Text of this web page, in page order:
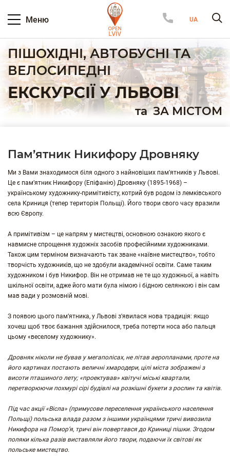
Меню
ПІШОХІДНІ, АВТОБУСНІ ТА
ВЕЛОСИПЕДНІ
ЕКСКУРСІЇ У ЛЬВОВІ
таЗА МІСТОМ
Пам’ятник Никифору Дровняку
Ми з Вами знаходимося біля одного з найновіших пам’ятників у Львові.
Це є пам’ятник Никифору (Епіфанію) Дровняку (1895-1968) –
українському художнику-примітивісту, котрий був родом із лемківського
села Криниця (тепер територія Польщі). Його твори свого часу вразили
всю Європу.
А примітивізм – це напрям у мистецтві, основною ознакою якого є
навмисне спрощення художніх засобів професійними художниками.
Також цим терміном визначають так зване «наївне мистецтво», тобто
творчість художників, що не здобули академічної освіти. Саме таким
художником і був Никифор. Він не отримав не те що художньої, а навіть
шкільної освіти, адже його мати була німою і бідною селянкою і він сам
мав вади у розмовній мові.
З появою цього пам’ятника, у Львові з’явилася нова традиція: якщо
хочеш щоб твоє бажання здійснилося, треба потерти носа або пальця
цьому «веселому художнику».
Дровняк ніколи не бував у мегаполісах, не літав аеропланами, проте на
його картинах постають величні хмародери, цілі міста зображені з
висоти пташиного лету; «проектував» квітучі міські квартали,
перетворюючи похмурі сірі будівлі на розкішні букети з рослин та квітів.
Під час акції «Вісла» (примусове переселення українського населення
Польщі) польська влада разом з іншими українцями тричі вивозила
Никифора на Помор’я, тричі він повертався до Криниці пішки. Згодом
поляки кілька разів виставляли його твори, подаючи їх світові як
польське мистецтво.